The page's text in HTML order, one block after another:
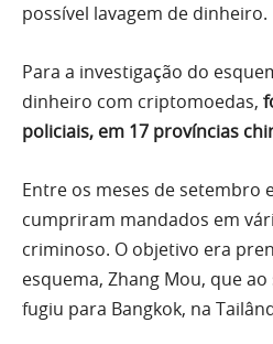
possível lavagem de dinheiro.
Para a investigação do
dinheiro com criptomoedas,
policiais, em 17 províncias
Entre os meses de setembro
cumpriram mandados em
criminoso. O objetivo era
esquema, Zhang Mou, que
fugiu para Bangkok, na